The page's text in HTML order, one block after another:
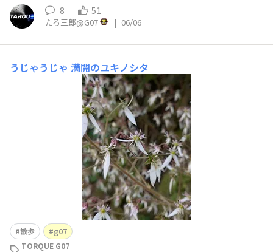
8 51
たろ三郎@G07 | 06/06
うじゃうじゃ 満開のユキノシタ
散歩
g07
TORQUE G07